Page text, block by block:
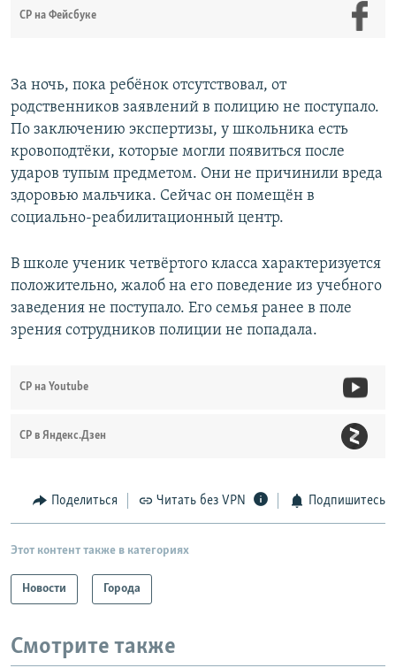
СР на Фейсбуке
За ночь, пока ребёнок отсутствовал, от
родственников заявлений в полицию не поступало.
По заключению экспертизы, у школьника есть
кровоподтёки, которые могли появиться после
ударов тупым предметом. Они не причинили вреда
здоровью мальчика. Сейчас он помещён в
социально-реабилитационный центр.
В школе ученик четвёртого класса характеризуется
положительно, жалоб на его поведение из учебного
заведения не поступало. Его семья ранее в поле
зрения сотрудников полиции не попадала.
СР на Youtube
СР в Яндекс.Дзен
Поделиться Читать без VPN Подпишитесь
Этот контент также в категориях
Новости Города
Смотрите также